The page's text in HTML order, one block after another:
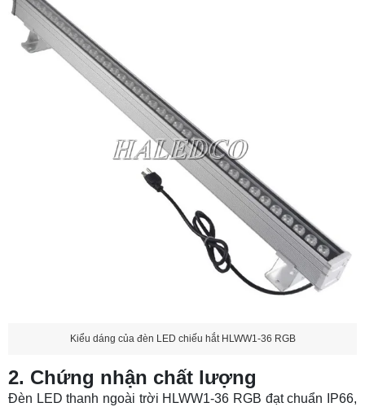
Kiểu dáng của đèn LED chiếu hắt HLWW1-36 RGB
2. Chứng nhận chất lượng
Đèn LED thanh ngoài trời HLWW1-36 RGB đạt chuẩn IP66,